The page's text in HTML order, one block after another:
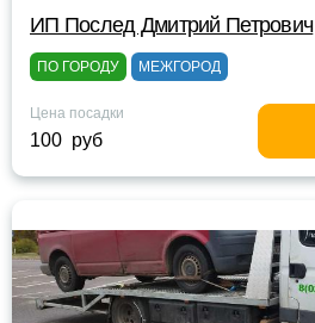
ИП Послед Дмитрий Петрович
ПО ГОРОДУ МЕЖГОРОД
Цена посадки
100 руб